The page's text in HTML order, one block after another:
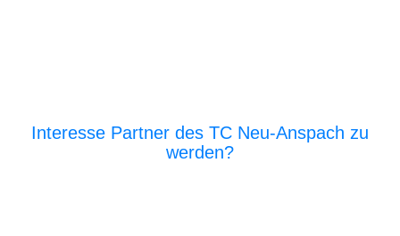
Interesse Partner des TC Neu-Anspach zu
werden?